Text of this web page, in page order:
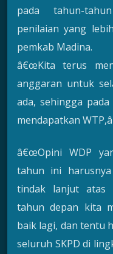
pada tahun-
penilaian yang
pemkab Madina.
â€œKita terus
anggaran untuk
ada, sehingga
mendapatkan
â€œOpini WDP
tahun ini
tindak lanjut atas
tahun depan kita
baik lagi, dan tentu
seluruh SKPD di